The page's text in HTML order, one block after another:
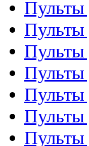
Пульты
Пульты
Пульты
Пульты
Пульты